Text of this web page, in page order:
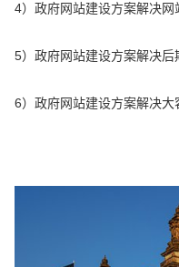
4）政府网站建设方案解决网
5）政府网站建设方案解决后
6）政府网站建设方案解决大